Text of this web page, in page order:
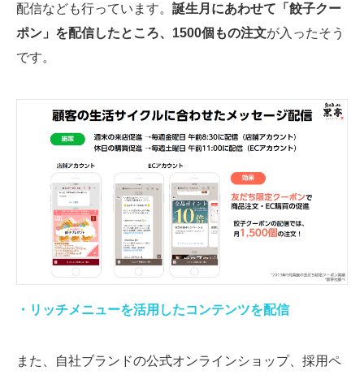
配信なども行っています。 誕生月にあわせて「餃子クー
ポン」を配信したところ、1500個もの注文が入ったそう
です。
・リッチメニューを活用したコンテンツを配信
また、自社ブランドの公式オンラインショップ、採用ペ